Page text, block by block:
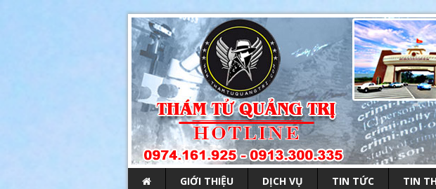
GIỚI THIỆU DỊCH VỤ TIN TỨC TIN